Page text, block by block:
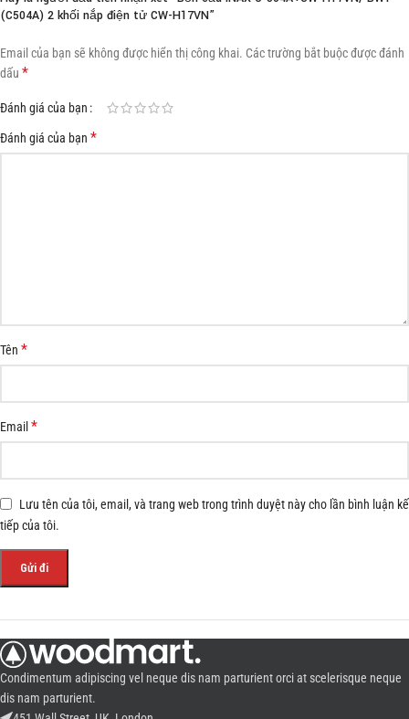
(C504A) 2 khối nắp điện tử CW-H17VN”
Email của bạn sẽ không được hiển thị công khai. Các trường bắt buộc được đánh
dấu *
Đánh giá của bạn
Đánh giá của bạn *
Tên *
Email*
Lưu tên của tôi, email, và trang web trong trình duyệt này cho lần bình luận kế
tiếp của tôi.
Condimentum adipiscing vel neque dis nam parturient orci at scelerisque neque
dis nam parturient.